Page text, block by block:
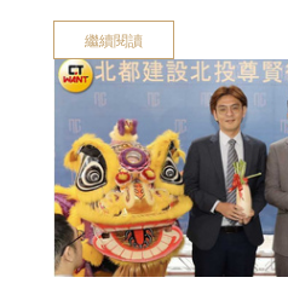
（圖／記者洪麗馨攝） 「建
是法定監造人，到現在還去
設董事長陳逸軒苦笑，自己
己當
繼續閱讀